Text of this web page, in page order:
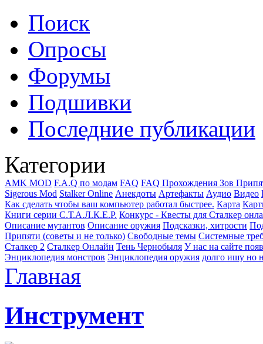
Поиск
Опросы
Форумы
Подшивки
Последние публикации
Категории
AMK MOD F.A.Q по модам FAQ FAQ Прохождения Зов
Sigerous Mod Stalker Online Анекдоты Артефакты Аудио Видео
Как сделать чтобы ваш компьютер работал быстрее. Карта
Книги серии С.Т.А.Л.К.Е.Р. Конкурс - Квесты для Сталкер
Описание мутантов Описание оружия Подсказки, хитрости
Припяти (советы и не только) Свободные темы Системные
Сталкер 2 Сталкер Онлайн Тень Чернобыля У нас на сайте
Энциклопедия монстров Энциклопедия оружия долго ишу но
Главная
Инструмент